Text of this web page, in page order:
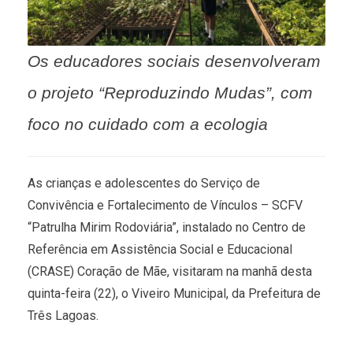
Os educadores sociais desenvolveram
o projeto “Reproduzindo Mudas”, com
foco no cuidado com a ecologia
As crianças e adolescentes do Serviço de
Convivência e Fortalecimento de Vínculos – SCFV
“Patrulha Mirim Rodoviária”, instalado no Centro de
Referência em Assistência Social e Educacional
(CRASE) Coração de Mãe, visitaram na manhã desta
quinta-feira (22), o Viveiro Municipal, da Prefeitura de
Três Lagoas.